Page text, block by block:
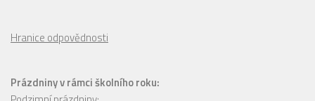
Hranice odpovědnosti
Prázdniny v rámci školního roku: